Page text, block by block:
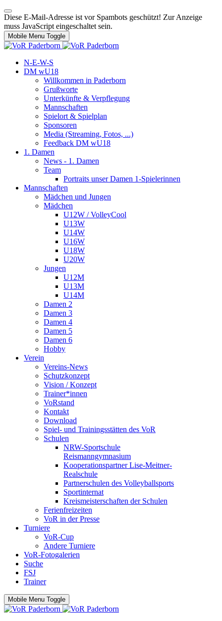
Diese E-Mail-Adresse ist vor Spambots geschützt! Zur Anzeige
muss JavaScript eingeschaltet sein.
Mobile Menu Toggle
N-E-W-S
DM wU18
Willkommen in Paderborn
Grußworte
Unterkünfte & Verpflegung
Mannschaften
Spielort & Spielplan
Sponsoren
Media (Streaming, Fotos, ...)
Feedback DM wU18
1. Damen
News - 1. Damen
Team
Portraits unser Damen 1-Spielerinnen
Mannschaften
Mädchen und Jungen
Mädchen
U12W / VolleyCool
U13W
U14W
U16W
U18W
U20W
Jungen
U12M
U13M
U14M
Damen 2
Damen 3
Damen 4
Damen 5
Damen 6
Hobby
Verein
Vereins-News
Schutzkonzept
Vision / Konzept
Trainer*innen
VoRstand
Kontakt
Download
Spiel- und Trainingsstätten des VoR
Schulen
NRW-Sportschule
Reismanngymnasium
Kooperationspartner Lise-Meitner-
Realschule
Partnerschulen des Volleyballsports
Sportinternat
Kreismeisterschaften der Schulen
Ferienfreizeiten
VoR in der Presse
Turniere
VoR-Cup
Andere Turniere
VoR-Fotogalerien
Suche
FSJ
Trainer
Mobile Menu Toggle